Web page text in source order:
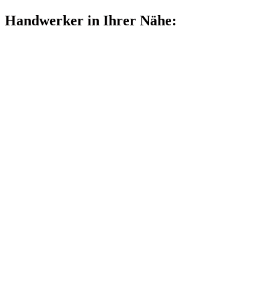
Handwerker in Ihrer Nähe: